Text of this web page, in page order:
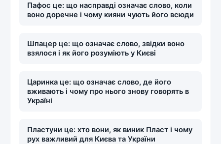
Пафос це: що насправді означає слово, коли
воно доречне і чому кияни чують його всюди
Шпацер це: що означає слово, звідки воно
взялося і як його розуміють у Києві
Царинка це: що означає слово, де його
вживають і чому про нього знову говорять в
Україні
Пластуни це: хто вони, як виник Пласт і чому
рух важливий для Києва та України